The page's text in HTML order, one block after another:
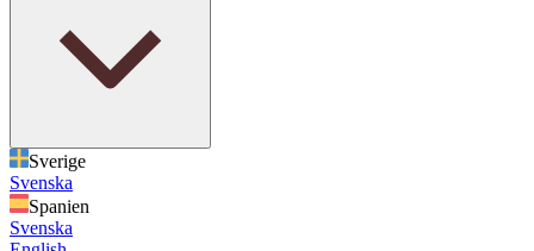
Sverige
Svenska
Spanien
Svenska